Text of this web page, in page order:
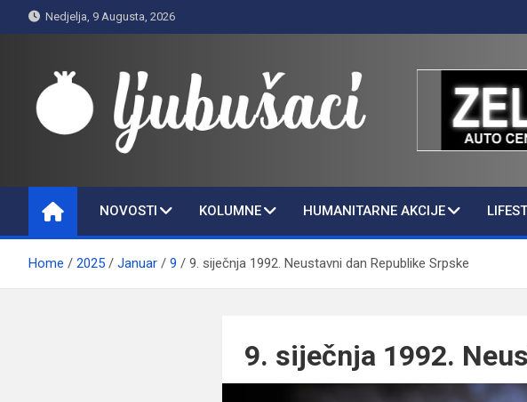
to
Nedjelja, 9 Augusta, 2026
Ljubušaci
NOVOSTI KOLUMNE HUMANITARNE AKCIJE
Home 2025 Januar 9 9. siječnja 1992. Neustavni dan Republike Srpske
9. siječnja 1992.